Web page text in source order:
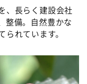
、長らく建設会社
整備。自然豊かな
れています。